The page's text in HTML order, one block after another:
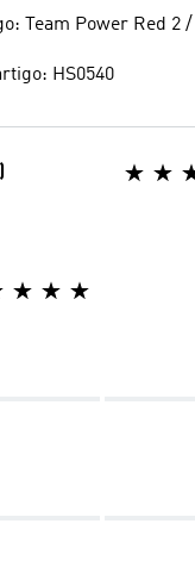
Team Power Red 2
HS0540